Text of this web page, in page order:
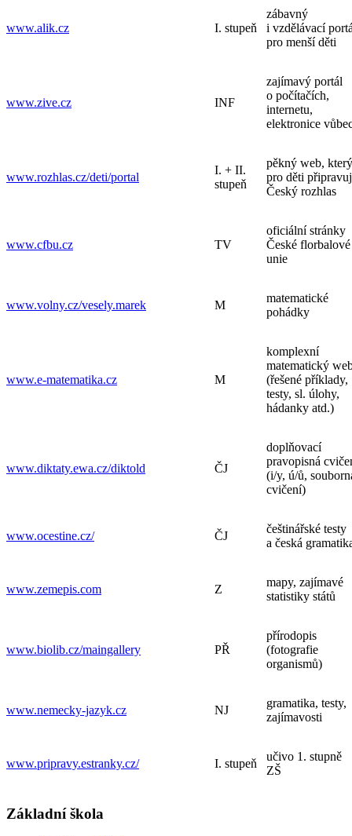
www.alik.cz I. stupeň
zábavný
i vzdělávací
pro menší děti
www.zive.cz INF
zajímavý portál
o počítačích,
internetu,
elektronice
www.rozhlas.cz/deti/portal
I. + II.
stupeň
pěkný web, který
pro děti
Český rozhlas
www.cfbu.cz TV
oficiální stránky
České florbalové
unie
www.volny.cz/vesely.marek M
matematické
pohádky
www.e-matematika.cz M
komplexní
matematický
(řešené příklady,
testy, sl. úlohy,
hádanky atd.)
www.diktaty.ewa.cz/diktold ČJ
doplňovací
pravopisná
(i/y, ú/ů,
cvičení)
www.ocestine.cz/ ČJ
češtinářské testy
a česká
www.zemepis.com Z
mapy, zajímavé
statistiky států
www.biolib.cz/maingallery PŘ
přírodopis
(fotografie
organismů)
www.nemecky-jazyk.cz NJ
gramatika, testy,
zajímavosti
www.pripravy.estranky.cz/ I. stupeň
učivo 1. stupně
ZŠ
Základní škola